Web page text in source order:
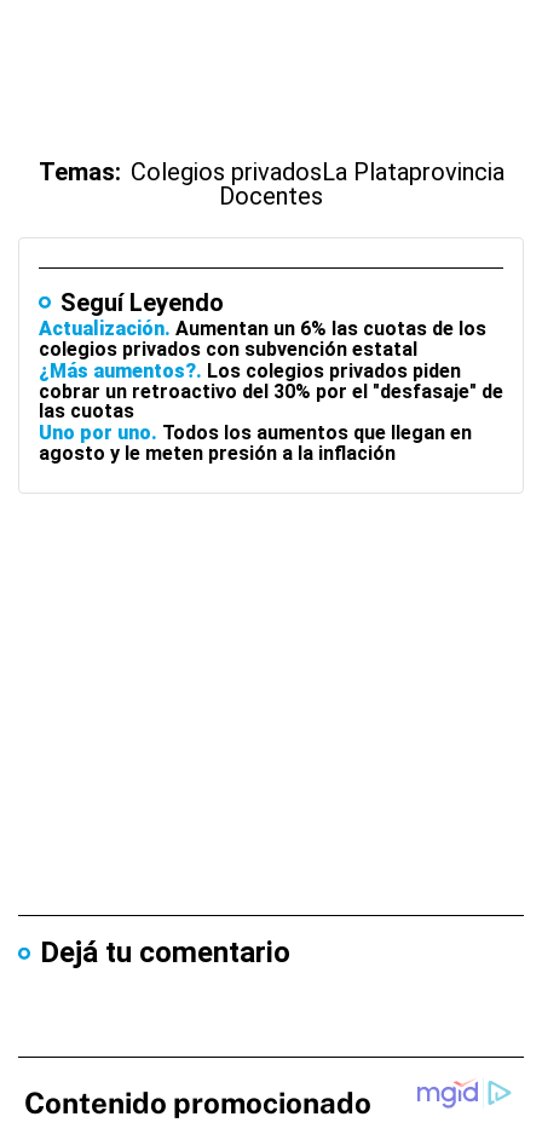
Temas: Colegios privadosLa Plataprovincia
Docentes
Seguí Leyendo
Actualización Aumentan un 6% las cuotas de los
colegios privados con subvención estatal
¿Más aumentos? Los colegios privados piden
cobrar un retroactivo del 30% por el "desfasaje" de
las cuotas
Uno por uno Todos los aumentos que llegan en
agosto y le meten presión a la inflación
Dejá tu comentario